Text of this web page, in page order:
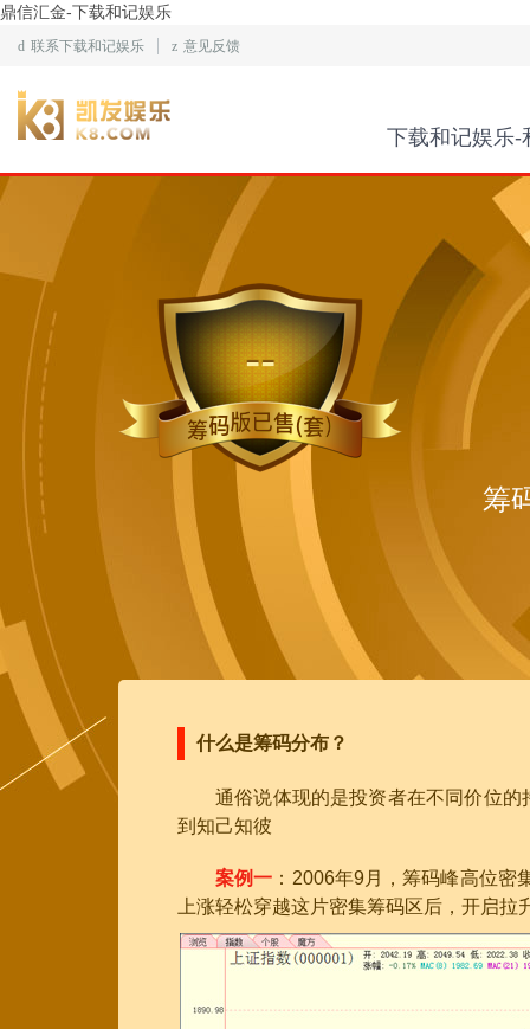
鼎信汇金-下载和记娱乐
d 联系下载和记娱乐 z 意见反馈
下载和记娱乐-
筹
--
什么是筹码分布？
通俗说体现的是投资者在不同价位的
到知己知彼
案例一 ：2006年9月，筹码峰高位
上涨轻松穿越这片密集筹码区后，开启拉